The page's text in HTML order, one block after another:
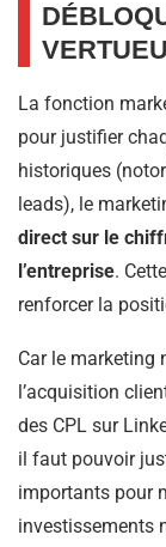
La fonction
pour justifier
historiques
leads), le
direct sur le
l’entreprise.
renforcer la
Car le marketing
l’acquisition
des CPL sur
il faut pouvoir
importants pour
investissements